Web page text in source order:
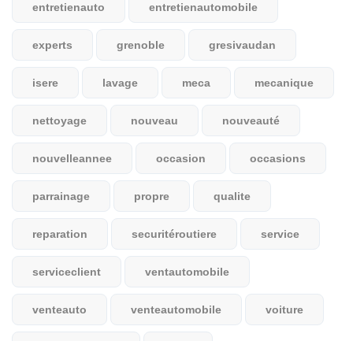
entretienauto entretienautomobile
experts grenoble gresivaudan
isere lavage meca mecanique
nettoyage nouveau nouveauté
nouvelleannee occasion occasions
parrainage propre qualite
reparation securitéroutiere service
serviceclient ventautomobile
venteauto venteautomobile voiture